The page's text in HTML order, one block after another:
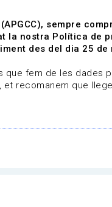
Serveis A qui
sempre
nostra Política de
des del dia 25 de
fem de les dades
recomanem que